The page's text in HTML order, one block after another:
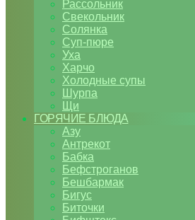
Рассольник
Свекольник
Солянка
Суп-пюре
Уха
Харчо
Холодные супы
Шурпа
Щи
ГОРЯЧИЕ БЛЮДА
Азу
Антрекот
Бабка
Бефстроганов
Бешбармак
Бигус
Биточки